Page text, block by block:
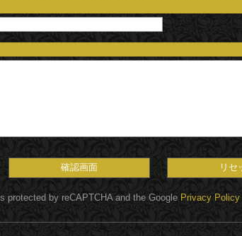
protected by reCAPTCHA and the Google Privacy Policy